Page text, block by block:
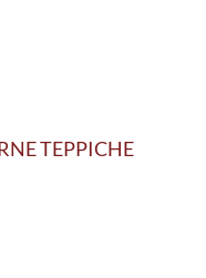
TEPPICHE